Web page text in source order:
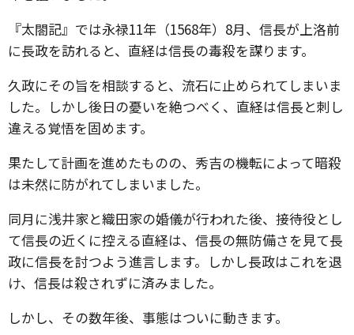
『太閤記』では永禄11年（1568年）8月、信長が上洛前
に長政を訪れると、直経は信長の毒殺を謀ります。
久政にその旨を相談すると、流石に止められてしまいま
した。しかし後日の憂いを絶つべく、直経は信長と刺し
違える覚悟を固めます。
果たして計画を進めたものの、秀吉の機転によって暗殺
は未然に防がれてしまいました。
同月に浅井家と織田家の婚儀が行われた後、接待役とし
て信長の近くに控える直経は、信長の無防備さを見て長
政に信長を討つよう進言します。しかし長政はこれを退
け、信長は殺されずに済みました。
しかし、その数年後、事態はついに動きます。